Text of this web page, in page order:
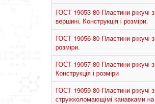
ГОСТ 19053-80 Пластини ріжучі
вершині. Конструкція і розміри.
ГОСТ 19056-80 Пластини ріжучі
розміри.
ГОСТ 19057-80 Пластини ріжучі
Конструкція і розміри
ГОСТ 19059-80 Пластини ріжучі
стружколомающімі канавками на